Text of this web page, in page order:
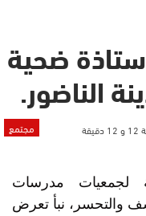
ضحية
الناضور.
مجتمع
لجمعيات مدرسات
والتحسر، نبأ تعرض